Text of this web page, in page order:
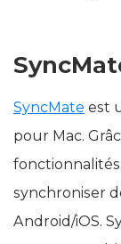
SyncMate est
pour Mac.
synchroniser
Android/iOS.